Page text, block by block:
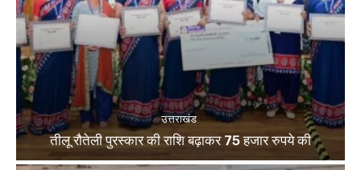
उत्तराखंड
तीलू रौतेली पुरस्कार की राशि बढ़ाकर 75 हजार रुपये की